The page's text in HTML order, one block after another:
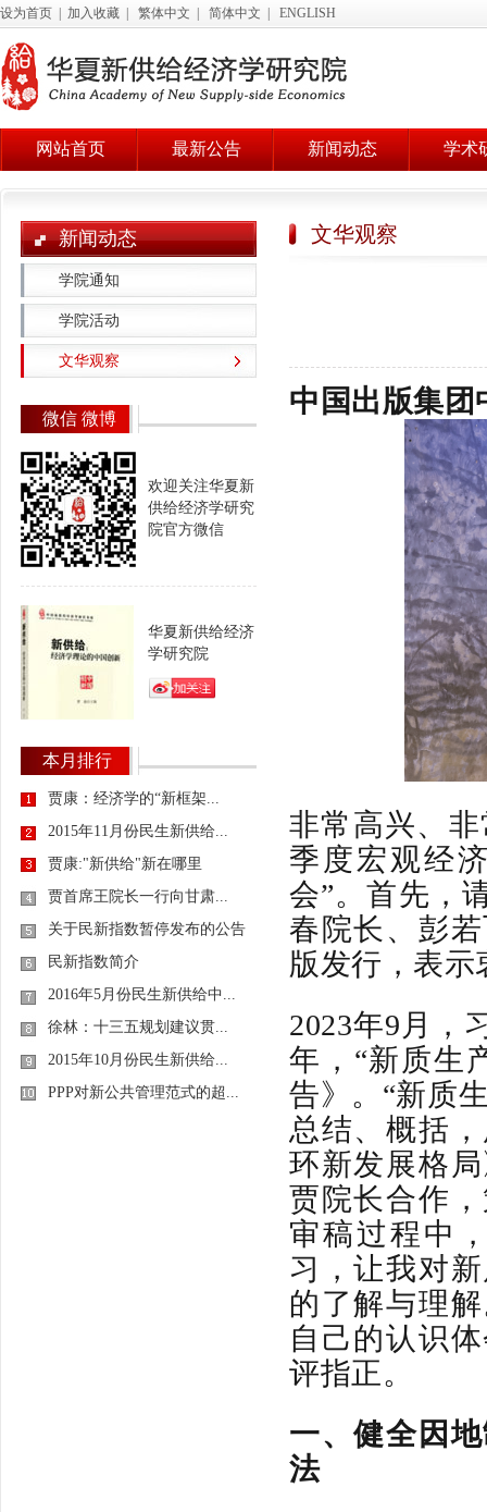
设为首页 加入收藏 繁体中文 简体中文 ENGLISH
网站首页 最新公告 新闻动态 学术
新闻动态
学院通知
学院活动
文华观察
微信 微博
欢迎关注华夏新
供给经济学研究
院官方微信
华夏新供给经济
学研究院
本月排行
贾康：经济学的“新框架...
2015年11月份民生新供给...
贾康:"新供给"新在哪里
贾首席王院长一行向甘肃...
关于民新指数暂停发布的公告
民新指数简介
2016年5月份民生新供给中...
徐林：十三五规划建议贯...
2015年10月份民生新供给...
PPP对新公共管理范式的超...
文华观察
中国出版集团
非常高兴、非
季度宏观经
会”。首先，
春院长、彭
版发行，表示
2023年9月，
年，“新质生
告》。“新质
总结、概括
环新发展格
贾院长合作
审稿过程中
习，让我对
的了解与理
自己的认识
评指正。
一、健全因
法